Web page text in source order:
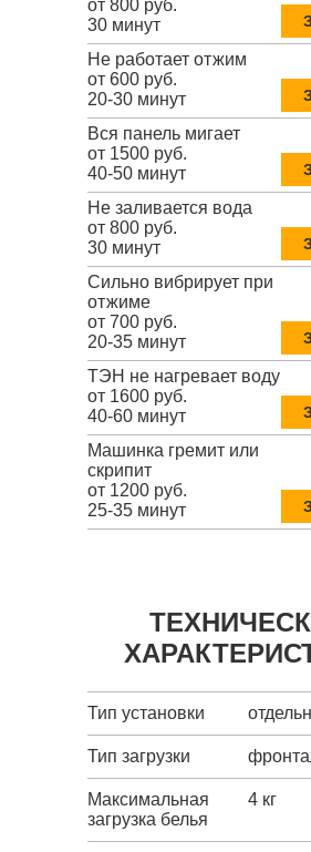
от 800 руб.
30 минут
Не работает отжим
от 600 руб.
20-30 минут
Вся панель мигает
от 1500 руб.
40-50 минут
Не заливается вода
от 800 руб.
30 минут
Сильно вибрирует при
отжиме
от 700 руб.
20-35 минут
ТЭН не нагревает воду
от 1600 руб.
40-60 минут
Машинка гремит или
скрипит
от 1200 руб.
25-35 минут
Тип установки
Тип загрузки
Максимальная
загрузка белья
4 кг